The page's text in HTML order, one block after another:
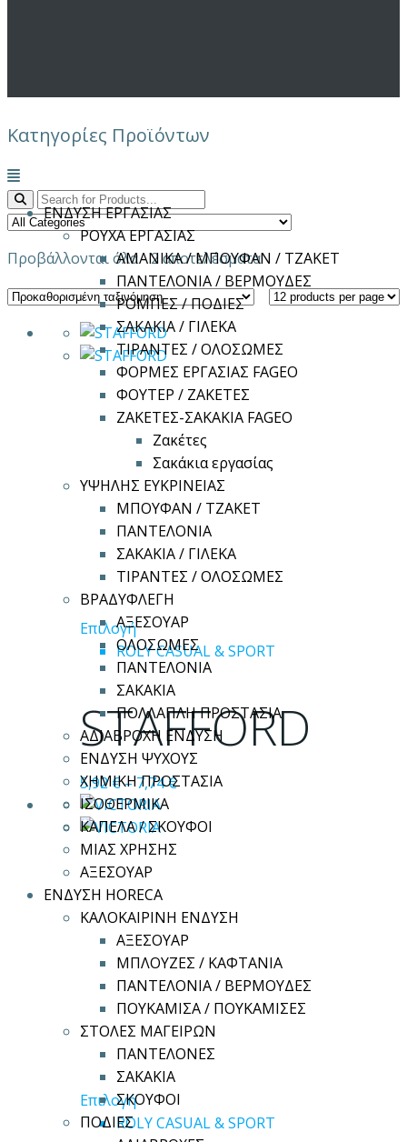
Κατηγορίες Προϊόντων
Μενού
ΕΝΔΥΣΗ ΕΡΓΑΣΙΑΣ
ΡΟΥΧΑ ΕΡΓΑΣΙΑΣ
ΑΜΑΝΙΚΑ / ΜΠΟΥΦΑΝ / ΤΖΑΚΕΤ
ΠΑΝΤΕΛΟΝΙΑ / ΒΕΡΜΟΥΔΕΣ
ΡΟΜΠΕΣ / ΠΟΔΙΕΣ
ΣΑΚΑΚΙΑ / ΓΙΛΕΚΑ
ΤΙΡΑΝΤΕΣ / ΟΛΟΣΩΜΕΣ
ΦΟΡΜΕΣ ΕΡΓΑΣΙΑΣ FAGEO
ΦΟΥΤΕΡ / ΖΑΚΕΤΕΣ
ΖΑΚΕΤΕΣ-ΣΑΚΑΚΙΑ FAGEO
Ζακέτες
Σακάκια εργασίας
ΥΨΗΛΗΣ ΕΥΚΡΙΝΕΙΑΣ
ΜΠΟΥΦΑΝ / ΤΖΑΚΕΤ
ΠΑΝΤΕΛΟΝΙΑ
ΣΑΚΑΚΙΑ / ΓΙΛΕΚΑ
ΤΙΡΑΝΤΕΣ / ΟΛΟΣΩΜΕΣ
ΒΡΑΔΥΦΛΕΓΗ
ΑΞΕΣΟΥΑΡ
ΟΛΟΣΩΜΕΣ
ΠΑΝΤΕΛΟΝΙΑ
ΣΑΚΑΚΙΑ
ΠΟΛΛΑΠΛΗ ΠΡΟΣΤΑΣΙΑ
ΑΔΙΑΒΡΟΧΗ ΕΝΔΥΣΗ
ΕΝΔΥΣΗ ΨΥΧΟΥΣ
ΧΗΜΙΚΗ ΠΡΟΣΤΑΣΙΑ
ΙΣΟΘΕΡΜΙΚΑ
ΚΑΠΕΛΑ / ΣΚΟΥΦΟΙ
ΜΙΑΣ ΧΡΗΣΗΣ
ΑΞΕΣΟΥΑΡ
ΕΝΔΥΣΗ HORECA
ΚΑΛΟΚΑΙΡΙΝΗ ΕΝΔΥΣΗ
ΑΞΕΣΟΥΑΡ
ΜΠΛΟΥΖΕΣ / ΚΑΦΤΑΝΙΑ
ΠΑΝΤΕΛΟΝΙΑ / ΒΕΡΜΟΥΔΕΣ
ΠΟΥΚΑΜΙΣΑ / ΠΟΥΚΑΜΙΣΕΣ
ΣΤΟΛΕΣ ΜΑΓΕΙΡΩΝ
ΠΑΝΤΕΛΟΝΕΣ
ΣΑΚΑΚΙΑ
ΣΚΟΥΦΟΙ
ΠΟΔΙΕΣ
Προβάλλονται όλα - 2 αποτελέσματα
ΕπιλογήΑυτό
το
προϊόν
έχει
πολλαπλές
παραλλαγές.
Οι
επιλογές
μπορούν
να
επιλεγούν
στη
σελίδα
του
προϊόντος
ROLY CASUAL & SPORT
STAFFORD
5,92€–7,74€
ΕπιλογήΑυτό
το
ROLY CASUAL & SPORT